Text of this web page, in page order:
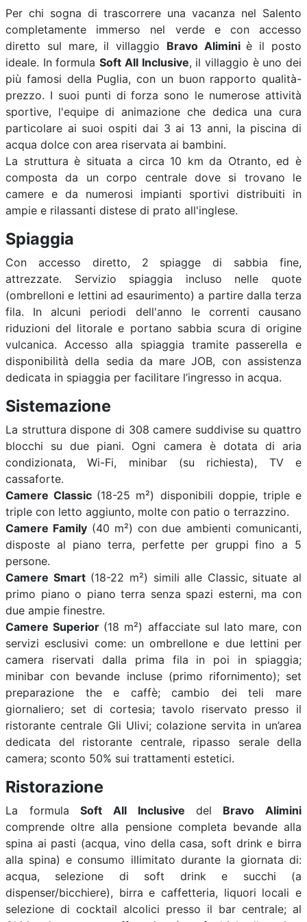
Per chi sogna di trascorrere una vacanza nel Salento
completamente immerso nel verde e con accesso
diretto sul mare, il villaggio Bravo Aliminiè il posto
ideale. In formulaSoft All Inclusive, il villaggio è uno dei
più famosi della Puglia, con un buon rapporto qualità-
prezzo. I suoi punti di forza sono le numerose attività
sportive, l'equipe di animazione che dedica una cura
particolare ai suoi ospiti dai 3 ai 13 anni, la piscina di
acqua dolce con area riservata ai bambini.
La struttura è situata a circa 10 km da Otranto, ed è
composta da un corpo centrale dove si trovano le
camere e da numerosi impianti sportivi distribuiti in
ampie e rilassanti distese di prato all'inglese.
Spiaggia
Con accesso diretto, 2 spiagge di sabbia fine,
attrezzate. Servizio spiaggia incluso nelle quote
(ombrelloni e lettini ad esaurimento) a partire dalla terza
fila. In alcuni periodi dell'anno le correnti causano
riduzioni del litorale e portano sabbia scura di origine
vulcanica. Accesso alla spiaggia tramite passerella e
disponibilità della sedia da mare JOB, con assistenza
dedicata in spiaggia per facilitare l’ingresso in acqua.
Sistemazione
La struttura dispone di 308 camere suddivise su quattro
blocchi su due piani. Ogni camera è dotata di aria
condizionata, Wi-Fi, minibar (su richiesta), TV e
cassaforte.
Camere Classic (18-25 m²) disponibili doppie, triple e
triple con letto aggiunto, molte con patio o terrazzino.
Camere Family (40 m²) con due ambienti comunicanti,
disposte al piano terra, perfette per gruppi fino a 5
persone.
Camere Smart(18-22 m²) simili alle Classic, situate al
primo piano o piano terra senza spazi esterni, ma con
due ampie finestre.
Camere Superior (18 m²) affacciate sul lato mare, con
servizi esclusivi come: un ombrellone e due lettini per
camera riservati dalla prima fila in poi in spiaggia;
minibar con bevande incluse (primo rifornimento); set
preparazione the e caffè; cambio dei teli mare
giornaliero; set di cortesia; tavolo riservato presso il
ristorante centrale Gli Ulivi; colazione servita in un’area
dedicata del ristorante centrale, ripasso serale della
camera; sconto 50% sui trattamenti estetici.
Ristorazione
La formulaSoft All Inclusive del Bravo Alimini
comprende oltre alla pensione completa bevande alla
spina ai pasti (acqua, vino della casa, soft drink e birra
alla spina) e consumo illimitato durante la giornata di:
acqua, selezione di soft drink e succhi (a
dispenser/bicchiere), birra e caffetteria, liquori locali e
selezione di cocktail alcolici presso il bar centrale; al